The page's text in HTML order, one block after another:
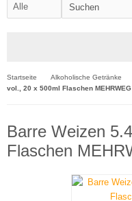
Startseite Alkoholische Getränke
vol., 20 x 500ml Flaschen MEHRWEG
Barre Weizen
Flaschen